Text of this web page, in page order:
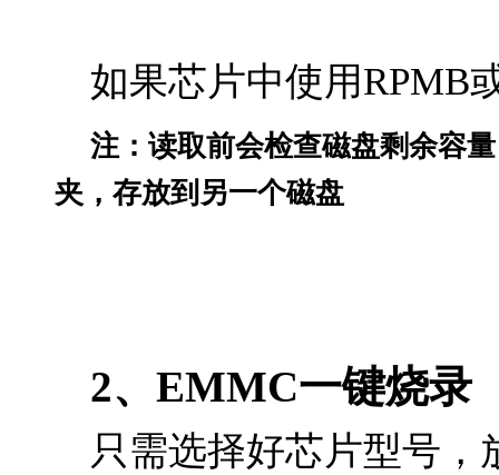
如果芯片中使用RPMB
注：读取前会检查磁盘剩余容
夹，存放到另一个磁盘
2、EMMC一键烧录
只需选择好芯片型号，